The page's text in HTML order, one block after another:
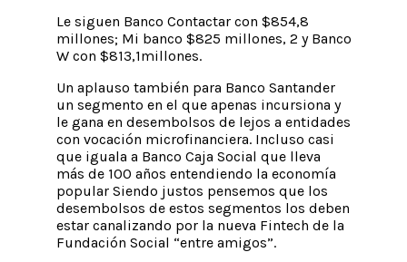
Le siguen Banco Contactar con $854,8
millones; Mi banco $825 millones, 2 y Banco
W con $813,1millones.
Un aplauso también para Banco Santander
un segmento en el que apenas incursiona y
le gana en desembolsos de lejos a entidades
con vocación microfinanciera. Incluso casi
que iguala a Banco Caja Social que lleva
más de 100 años entendiendo la economía
popular Siendo justos pensemos que los
desembolsos de estos segmentos los deben
estar canalizando por la nueva Fintech de la
Fundación Social “entre amigos”.